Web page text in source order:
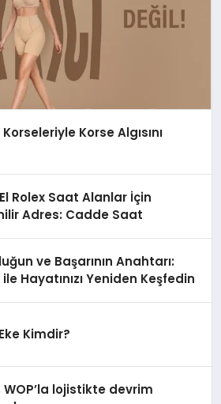
Korse Algısını
Rolex Saat Alanlar İçin
Adres: Cadde Saat
ve Başarının Anahtarı:
Hayatınızı Yeniden Keşfedin
Kimdir?
WOP’la lojistikte devrim